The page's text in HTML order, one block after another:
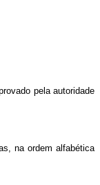
pela autoridade
na ordem alfabética